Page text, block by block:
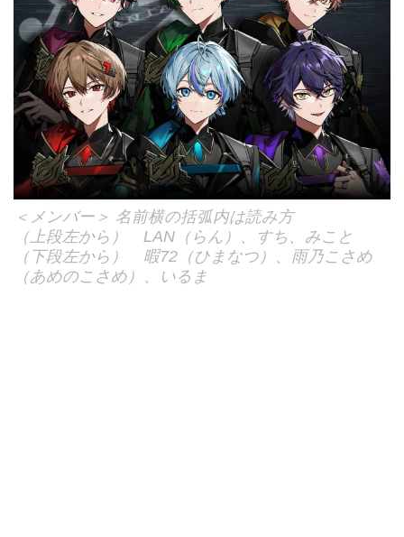
＜メンバー＞ 名前横の括弧内は読み方
（上段左から） LAN（らん）、すち、みこと
（下段左から） 暇72（ひまなつ）、雨乃こさめ
（あめのこさめ）、いるま